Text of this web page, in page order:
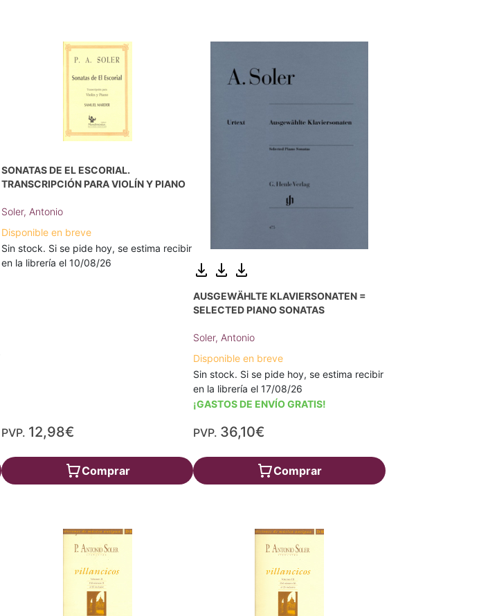
SONATAS DE EL ESCORIAL.
TRANSCRIPCIÓN PARA VIOLÍN Y PIANO
Soler, Antonio
Disponible en breve
Sin stock. Si se pide hoy, se estima recibir
en la librería el 10/08/26
PVP. 12,98€
Comprar
AUSGEWÄHLTE KLAVIERSONATEN =
SELECTED PIANO SONATAS
Soler, Antonio
Disponible en breve
Sin stock. Si se pide hoy, se estima recibir
en la librería el 17/08/26
¡GASTOS DE ENVÍO GRATIS!
PVP. 36,10€
Comprar